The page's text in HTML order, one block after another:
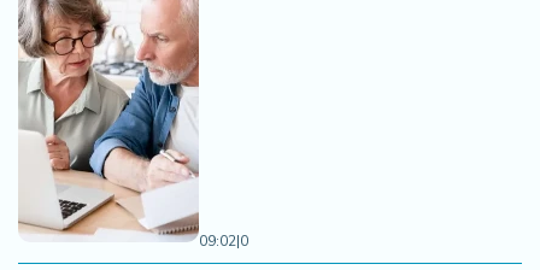
09:02|0